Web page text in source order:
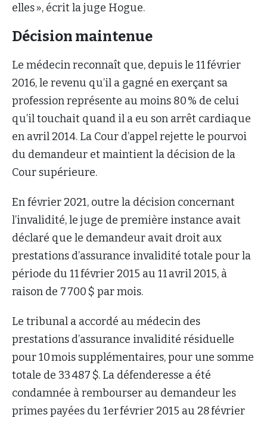
elles », écrit la juge Hogue.
Décision maintenue
Le médecin reconnaît que, depuis le 11 février
2016, le revenu qu’il a gagné en exerçant sa
profession représente au moins 80 % de celui
qu’il touchait quand il a eu son arrêt cardiaque
en avril 2014. La Cour d’appel rejette le pourvoi
du demandeur et maintient la décision de la
Cour supérieure.
En février 2021, outre la décision concernant
l’invalidité, le juge de première instance avait
déclaré que le demandeur avait droit aux
prestations d’assurance invalidité totale pour la
période du 11 février 2015 au 11 avril 2015, à
raison de 7 700 $ par mois.
Le tribunal a accordé au médecin des
prestations d’assurance invalidité résiduelle
pour 10 mois supplémentaires, pour une somme
totale de 33 487 $. La défenderesse a été
condamnée à rembourser au demandeur les
primes payées du 1er février 2015 au 28 février